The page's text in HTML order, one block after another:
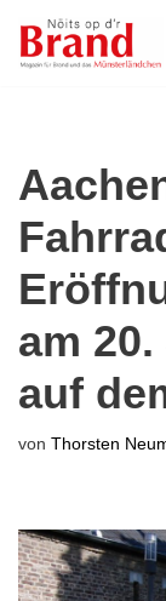
Zum
am
auf
von Thorsten